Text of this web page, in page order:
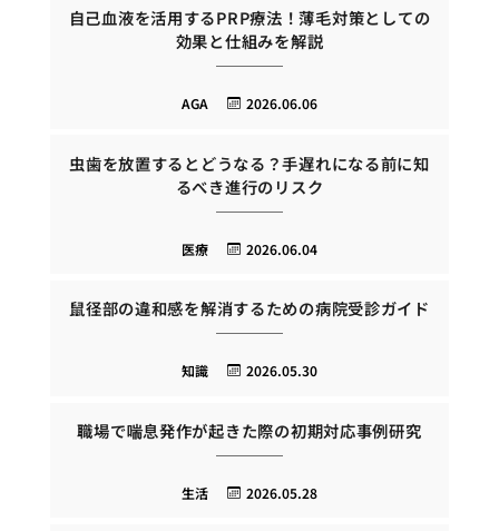
自己血液を活用するPRP療法！薄毛対策としての
効果と仕組みを解説
2026.06.06
AGA
虫歯を放置するとどうなる？手遅れになる前に知
るべき進行のリスク
2026.06.04
医療
鼠径部の違和感を解消するための病院受診ガイド
2026.05.30
知識
職場で喘息発作が起きた際の初期対応事例研究
2026.05.28
生活